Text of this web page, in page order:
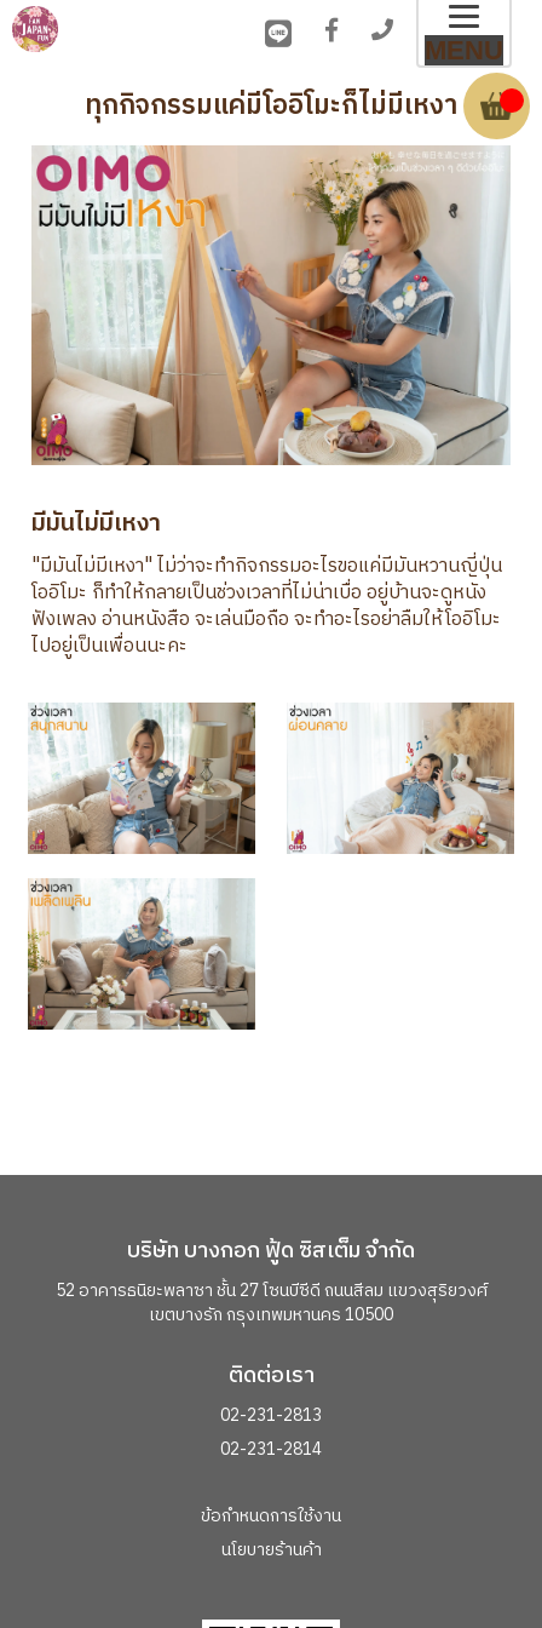
MENU
ทุกกิจกรรมแค่มีโออิโมะก็ไม่มีเหงา
มีมันไม่มีเหงา
"มีมันไม่มีเหงา" ไม่ว่าจะทำกิจกรรมอะไรขอแค่มีมันหวานญี่ปุ่น
โออิโมะ ก็ทำให้กลายเป็นช่วงเวลาที่ไม่น่าเบื่อ อยู่บ้านจะดูหนัง
ฟังเพลง อ่านหนังสือ จะเล่นมือถือ จะทำอะไรอย่าลืมให้โออิโมะ
ไปอยู่เป็นเพื่อนนะคะ
บริษัท บางกอก ฟู้ด ซิสเต็ม จำกัด
52 อาคารธนิยะพลาซา ชั้น 27 โซนบีซีดีถนนสีลม แขวงสุริยวงศ์
เขตบางรัก กรุงเทพมหานคร 10500
ติดต่อเรา
02-231-2813
02-231-2814
ข้อกำหนดการใช้งาน
นโยบายร้านค้า